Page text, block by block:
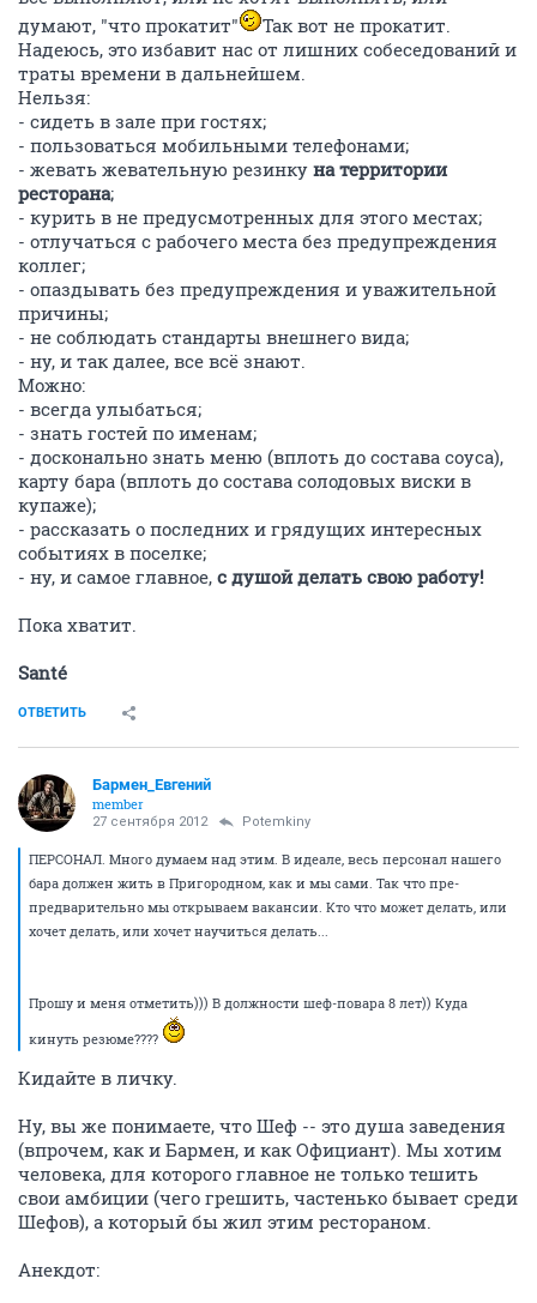
думают, "что прокатит"
Так вот не прокатит.
Надеюсь, это избавит нас от лишних собеседований и
траты времени в дальнейшем.
Нельзя:
- сидеть в зале при гостях;
- пользоваться мобильными телефонами;
- жевать жевательную резинку на территории
ресторана;
- курить в не предусмотренных для этого местах;
- отлучаться с рабочего места без предупреждения
коллег;
- опаздывать без предупреждения и уважительной
причины;
- не соблюдать стандарты внешнего вида;
- ну, и так далее, все всё знают.
Можно:
- всегда улыбаться;
- знать гостей по именам;
- досконально знать меню (вплоть до состава соуса),
карту бара (вплоть до состава солодовых виски в
купаже);
- рассказать о последних и грядущих интересных
событиях в поселке;
- ну, и самое главное, с душой делать свою работу!
Пока хватит.
Santé
ОТВЕТИТЬ
Бармен_Евгений
member
27 сентября 2012 Potemkiny
ПЕРСОНАЛ. Много думаем над этим. В идеале, весь персонал нашего
бара должен жить в Пригородном, как и мы сами. Так что пре-
предварительно мы открываем вакансии. Кто что может делать, или
хочет делать, или хочет научиться делать...
Прошу и меня отметить))) В должности шеф-повара 8 лет)) Куда
кинуть резюме????
Кидайте в личку.
Ну, вы же понимаете, что Шеф -- это душа заведения
(впрочем, как и Бармен, и как Официант). Мы хотим
человека, для которого главное не только тешить
свои амбиции (чего грешить, частенько бывает среди
Шефов), а который бы жил этим рестораном.
Анекдот: